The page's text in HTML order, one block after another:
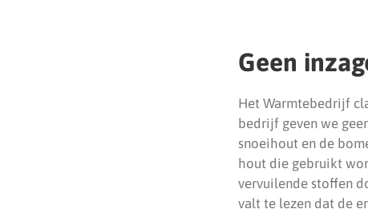
Geen
Het Warmtebedrijf
bedrijf geven we
snoeihout en de
hout die gebruikt
vervuilende stoffen
valt te lezen dat de